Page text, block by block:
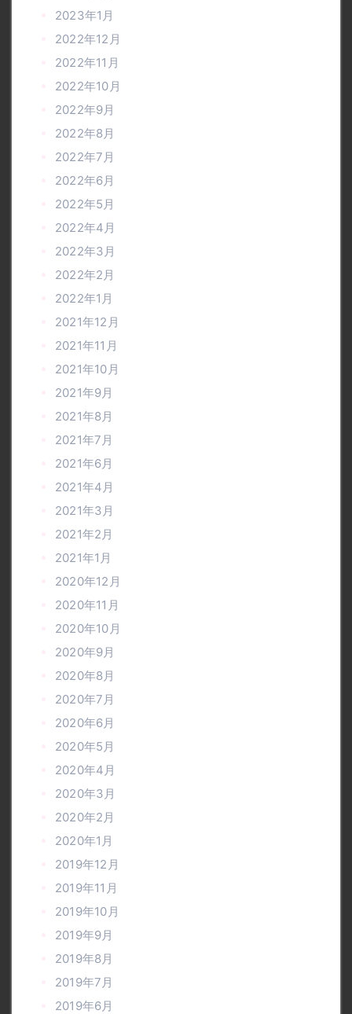
2023年1月
2022年12月
2022年11月
2022年10月
2022年9月
2022年8月
2022年7月
2022年6月
2022年5月
2022年4月
2022年3月
2022年2月
2022年1月
2021年12月
2021年11月
2021年10月
2021年9月
2021年8月
2021年7月
2021年6月
2021年4月
2021年3月
2021年2月
2021年1月
2020年12月
2020年11月
2020年10月
2020年9月
2020年8月
2020年7月
2020年6月
2020年5月
2020年4月
2020年3月
2020年2月
2020年1月
2019年12月
2019年11月
2019年10月
2019年9月
2019年8月
2019年7月
2019年6月